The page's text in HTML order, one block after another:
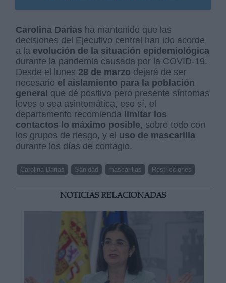
Carolina Darias ha mantenido que las
decisiones del Ejecutivo central han ido acorde
a la evolución de la situación epidemiológica
durante la pandemia causada por la COVID-19.
Desde el lunes 28 de marzo dejará de ser
necesario el aislamiento para la población
general que dé positivo pero presente síntomas
leves o sea asintomática, eso sí, el
departamento recomienda limitar los
contactos lo máximo posible, sobre todo con
los grupos de riesgo, y el uso de mascarilla
durante los días de contagio.
Carolina Darias Sanidad mascarillas Restricciones
NOTICIAS RELACIONADAS